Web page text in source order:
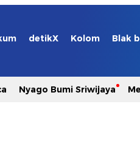
detikX Kolom Blak
Nyago Bumi Sriwijaya